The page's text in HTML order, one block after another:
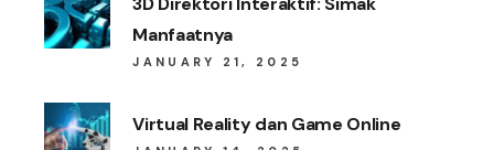
Manfaatnya
JANUARY 21, 2025
Virtual Reality dan Game Online